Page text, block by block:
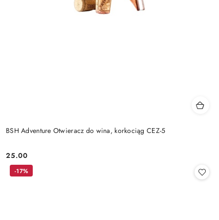
BSH Adventure Otwieracz do wina, korkociąg CEZ-5
Cena:
25.00
-17%